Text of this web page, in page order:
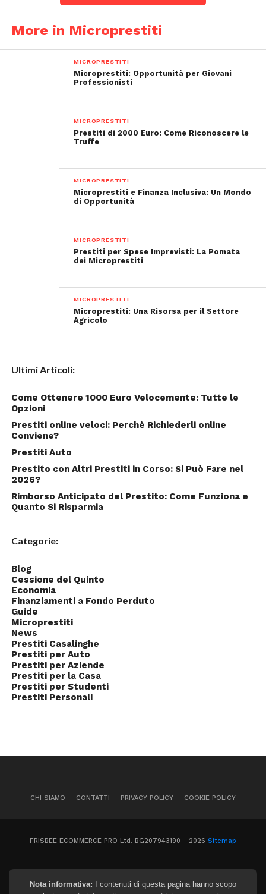
More in Microprestiti
MICROPRESTITI
Microprestiti: Opportunità per Giovani
Professionisti
MICROPRESTITI
Prestiti di 2000 Euro: Come Riconoscere le
Truffe
MICROPRESTITI
Microprestiti e Finanza Inclusiva: Un Mondo
di Opportunità
MICROPRESTITI
Prestiti per Spese Imprevisti: La Pomata
dei Microprestiti
MICROPRESTITI
Microprestiti: Una Risorsa per il Settore
Agricolo
Ultimi Articoli:
Come Ottenere 1000 Euro Velocemente: Tutte le
Opzioni
Prestiti online veloci: Perchè Richiederli online
Conviene?
Prestiti Auto
Prestito con Altri Prestiti in Corso: Si Può Fare nel
2026?
Rimborso Anticipato del Prestito: Come Funziona e
Quanto Si Risparmia
Categorie:
Blog
Cessione del Quinto
Economia
Finanziamenti a Fondo Perduto
Guide
Microprestiti
News
Prestiti Casalinghe
Prestiti per Auto
Prestiti per Aziende
Prestiti per la Casa
Prestiti per Studenti
Prestiti Personali
CHI SIAMO CONTATTI PRIVACY POLICY COOKIE POLICY
FRISBEE ECOMMERCE PRO Ltd. BG207943190 - 2026 Sitemap
Nota informativa: I contenuti di questa pagina hanno scopo